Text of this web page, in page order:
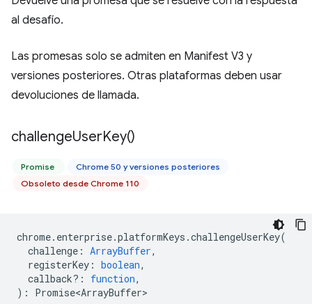
al desafío.
Las promesas solo se admiten en Manifest V3 y
versiones posteriores. Otras plataformas deben usar
devoluciones de llamada.
challengeUserKey()
Promise
Chrome 50 y versiones posteriores
Obsoleto desde Chrome 110
chrome. enterprise.platformKeys .challengeUserKey(
challenge : ArrayBuffer,
registerKey : boolean,
callback? : function,
) : Promise<ArrayBuffer>